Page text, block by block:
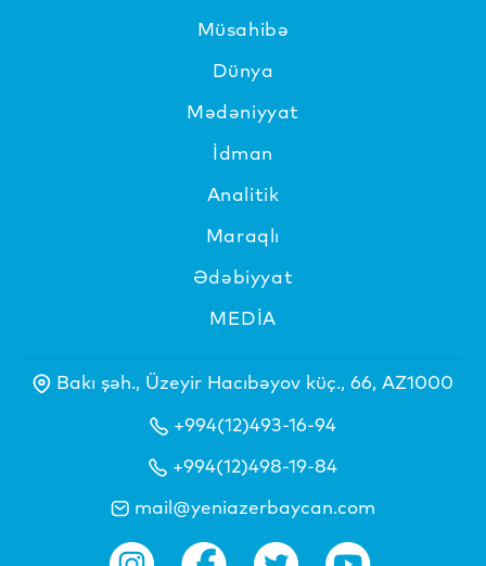
Müsahibə
Dünya
Mədəniyyat
İdman
Analitik
Maraqlı
Ədəbiyyat
MEDİA
Bakı şəh., Üzeyir Hacıbəyov küç., 66, AZ1000
+994(12)493-16-94
+994(12)498-19-84
mail@yeniazerbaycan.com